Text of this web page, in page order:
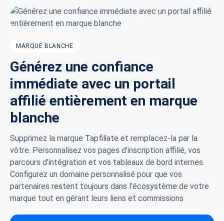
MARQUE BLANCHE
Générez une confiance
immédiate avec un portail
affilié entièrement en marque
blanche
Supprimez la marque Tapfiliate et remplacez-la par la
vôtre. Personnalisez vos pages d’inscription affilié, vos
parcours d’intégration et vos tableaux de bord internes.
Configurez un domaine personnalisé pour que vos
partenaires restent toujours dans l’écosystème de votre
marque tout en gérant leurs liens et commissions